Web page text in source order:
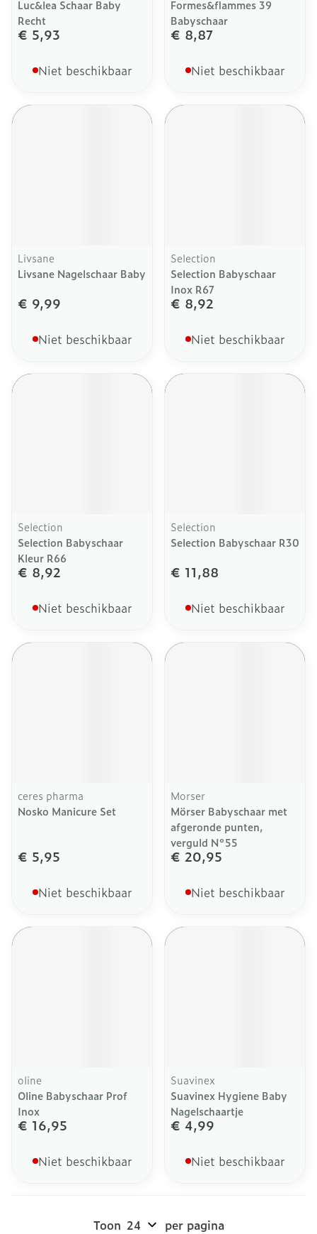
Luc&lea Schaar Baby
Recht
€ 5,93
Niet beschikbaar
Formes&flammes 39
Babyschaar
€ 8,87
Niet beschikbaar
Livsane
Livsane Nagelschaar Baby
€ 9,99
Niet beschikbaar
Selection
Selection Babyschaar
Inox R67
€ 8,92
Niet beschikbaar
Selection
Selection Babyschaar
Kleur R66
€ 8,92
Niet beschikbaar
Selection
Selection Babyschaar R30
€ 11,88
Niet beschikbaar
ceres pharma
Nosko Manicure Set
€ 5,95
Niet beschikbaar
Morser
Mörser Babyschaar met
afgeronde punten,
verguld N°55
€ 20,95
Niet beschikbaar
oline
Oline Babyschaar Prof
Inox
€ 16,95
Niet beschikbaar
Suavinex
Suavinex Hygiene Baby
Nagelschaartje
€ 4,99
Niet beschikbaar
Toon per pagina